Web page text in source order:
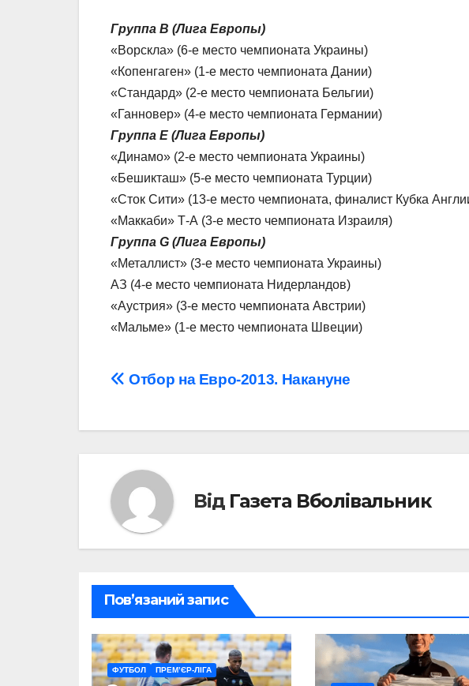
Группа В (Лига Европы)
«Ворскла» (6-е место чемпионата Украины)
«Копенгаген» (1-е место чемпионата Дании)
«Стандард» (2-е место чемпионата Бельгии)
«Ганновер» (4-е место чемпионата Германии)
Группа Е (Лига Европы)
«Динамо» (2-е место чемпионата Украины)
«Бешикташ» (5-е место чемпионата Турции)
«Сток Сити» (13-е место чемпионата, финалист Кубка
«Маккаби» Т-А (3-е место чемпионата Израиля)
Группа G (Лига Европы)
«Металлист» (3-е место чемпионата Украины)
АЗ (4-е место чемпионата Нидерландов)
«Аустрия» (3-е место чемпионата Австрии)
«Мальме» (1-е место чемпионата Швеции)
Навігація
Отбор на Евро-2013. Накануне
Від Газета Вболівальник
Пов’язаний запис
ФУТБОЛ ПРЕМ’ЄР-ЛІГА